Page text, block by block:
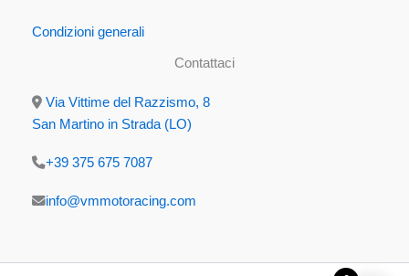
Condizioni generali
Contattaci
Via Vittime del Razzismo, 8
San Martino in Strada (LO)
+39 375 675 7087
info@vmmotoracing.com